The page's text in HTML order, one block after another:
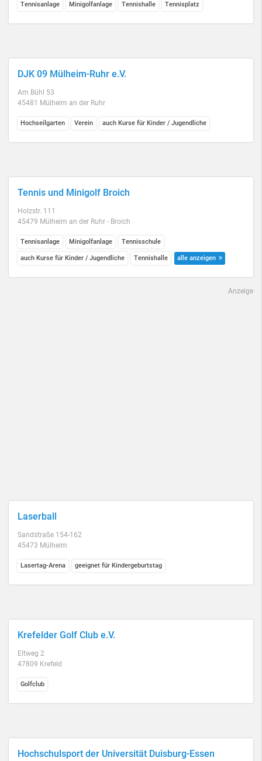
Tennisanlage Minigolfanlage Tennishalle Tennisplatz
DJK 09 Mülheim-Ruhr e.V.
Am Bühl 53
45481 Mülheim an der Ruhr
Hochseilgarten Verein auch Kurse für Kinder / Jugendliche
Tennis und Minigolf Broich
Holzstr. 111
45479 Mülheim an der Ruhr - Broich
Tennisanlage Minigolfanlage Tennisschule
auch Kurse für Kinder / Jugendliche Tennishalle alle anzeigen
Anzeige
Laserball
Sandstraße 154-162
45473 Mülheim
Lasertag-Arena geeignet für Kindergeburtstag
Krefelder Golf Club e.V.
Eltweg 2
47809 Krefeld
Golfclub
Hochschulsport der Universität Duisburg-Essen